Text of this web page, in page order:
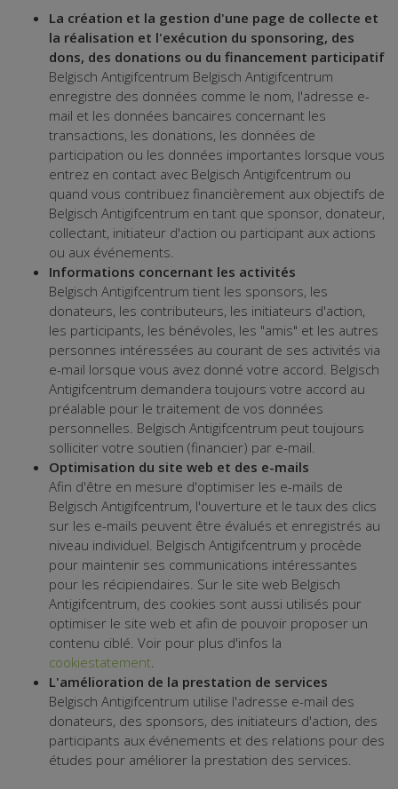
La création et la gestion d'une page de collecte et
la réalisation et l'exécution du sponsoring, des
dons, des donations ou du financement participatif
Belgisch Antigifcentrum Belgisch Antigifcentrum
enregistre des données comme le nom, l'adresse e-
mail et les données bancaires concernant les
transactions, les donations, les données de
participation ou les données importantes lorsque vous
entrez en contact avec Belgisch Antigifcentrum ou
quand vous contribuez financièrement aux objectifs de
Belgisch Antigifcentrum en tant que sponsor, donateur,
collectant, initiateur d'action ou participant aux actions
ou aux événements.
Informations concernant les activités
Belgisch Antigifcentrum tient les sponsors, les
donateurs, les contributeurs, les initiateurs d'action,
les participants, les bénévoles, les "amis" et les autres
personnes intéressées au courant de ses activités via
e-mail lorsque vous avez donné votre accord. Belgisch
Antigifcentrum demandera toujours votre accord au
préalable pour le traitement de vos données
personnelles. Belgisch Antigifcentrum peut toujours
solliciter votre soutien (financier) par e-mail.
Optimisation du site web et des e-mails
Afin d'être en mesure d'optimiser les e-mails de
Belgisch Antigifcentrum, l'ouverture et le taux des clics
sur les e-mails peuvent être évalués et enregistrés au
niveau individuel. Belgisch Antigifcentrum y procède
pour maintenir ses communications intéressantes
pour les récipiendaires. Sur le site web Belgisch
Antigifcentrum, des cookies sont aussi utilisés pour
optimiser le site web et afin de pouvoir proposer un
contenu ciblé. Voir pour plus d'infos la
cookiestatement.
L'amélioration de la prestation de services
Belgisch Antigifcentrum utilise l'adresse e-mail des
donateurs, des sponsors, des initiateurs d'action, des
participants aux événements et des relations pour des
études pour améliorer la prestation des services.